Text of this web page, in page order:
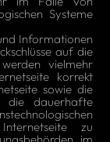
Systeme
Informationen
auf die
vielmehr
korrekt
sowie die
die dauerhafte
zu